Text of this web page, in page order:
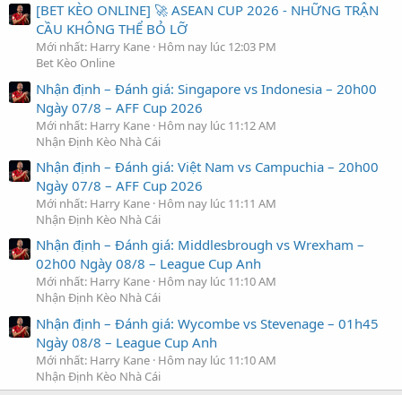
[BET KÈO ONLINE] 🚀 ASEAN CUP 2026 - NHỮNG TRẬN
CẦU KHÔNG THỂ BỎ LỠ
Mới nhất: Harry Kane Hôm nay lúc 12:03 PM
Bet Kèo Online
Nhận định – Đánh giá: Singapore vs Indonesia – 20h00
Ngày 07/8 – AFF Cup 2026
Mới nhất: Harry Kane Hôm nay lúc 11:12 AM
Nhận Định Kèo Nhà Cái
Nhận định – Đánh giá: Việt Nam vs Campuchia – 20h00
Ngày 07/8 – AFF Cup 2026
Mới nhất: Harry Kane Hôm nay lúc 11:11 AM
Nhận Định Kèo Nhà Cái
Nhận định – Đánh giá: Middlesbrough vs Wrexham –
02h00 Ngày 08/8 – League Cup Anh
Mới nhất: Harry Kane Hôm nay lúc 11:10 AM
Nhận Định Kèo Nhà Cái
Nhận định – Đánh giá: Wycombe vs Stevenage – 01h45
Ngày 08/8 – League Cup Anh
Mới nhất: Harry Kane Hôm nay lúc 11:10 AM
Nhận Định Kèo Nhà Cái